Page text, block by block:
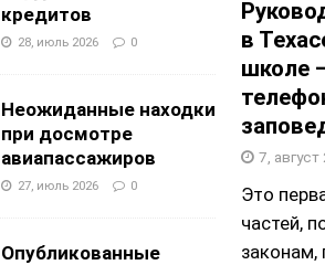
кредитов
28, июль 2026 0
Неожиданные находки
при досмотре
авиапассажиров
27, июль 2026 0
Опубликованные
в
школе
7, август
Это
частей,
законам,